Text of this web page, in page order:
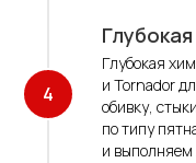
Глубокая
и Tornador
обивку,
по типу
и выполняем